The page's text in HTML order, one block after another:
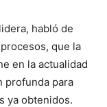
habló de
que la
en la actualidad
profunda para
ya obtenidos.